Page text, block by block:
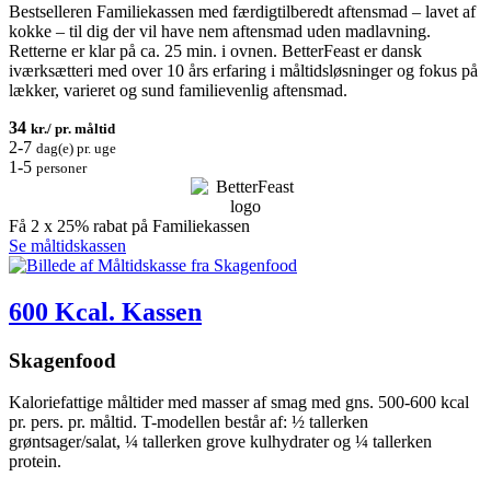
Bestselleren Familiekassen med færdigtilberedt aftensmad – lavet af
kokke – til dig der vil have nem aftensmad uden madlavning.
Retterne er klar på ca. 25 min. i ovnen. BetterFeast er dansk
iværksætteri med over 10 års erfaring i måltidsløsninger og fokus på
lækker, varieret og sund familievenlig aftensmad.
34 kr./ pr. måltid
2-7 dag(e) pr. uge
1-5 personer
Få 2 x 25% rabat på Familiekassen
Se måltidskassen
600 Kcal. Kassen
Skagenfood
Kaloriefattige måltider med masser af smag med gns. 500-600 kcal
pr. pers. pr. måltid. T-modellen består af: ½ tallerken
grøntsager/salat, ¼ tallerken grove kulhydrater og ¼ tallerken
protein.